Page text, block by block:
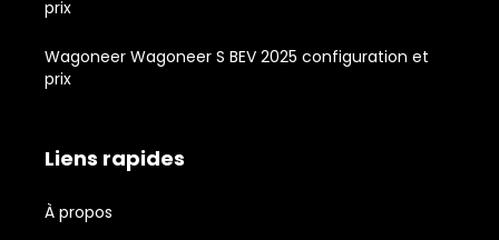
prix
Wagoneer Wagoneer S BEV 2025 configuration et
prix
Liens rapides
À propos